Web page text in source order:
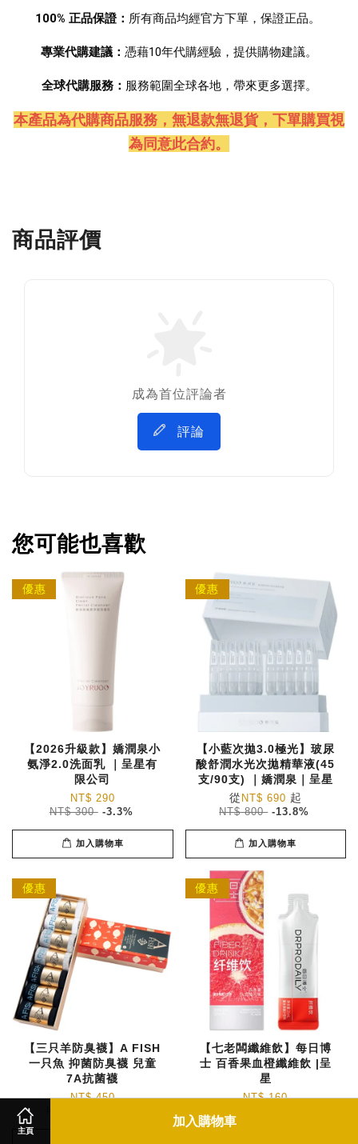
主頁
加入購物車
100% 正品保證： 所有商品均經官方下單，保證正品。
專業代購建議： 憑藉10年代購經驗，提供購物建議。
全球代購服務： 服務範圍全球各地，帶來更多選擇。
本產品為代購商品服務，無退款無退貨，下單購買視
為同意此合約。
商品評價
成為首位評論者
評論
您可能也喜歡
優惠
【2026升級款】嬌潤泉小
氨淨2.0洗面乳 ｜呈星有
限公司
NT$ 290
NT$ 300 -3.3%
加入購物車
優惠
【小藍次拋3.0極光】玻尿
酸舒潤水光次拋精華液(45
支/90支) ｜嬌潤泉｜呈星
從 NT$ 690 起
NT$ 800 -13.8%
加入購物車
優惠
【三只羊防臭襪】A FISH
一只魚 抑菌防臭襪 兒童
7A抗菌襪
NT$ 450
優惠
【七老闆纖維飲】每日博
士 百香果血橙纖維飲 |呈
星
NT$ 160